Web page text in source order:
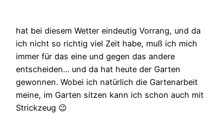
hat bei diesem Wetter eindeutig Vorrang, und da
ich nicht so richtig viel Zeit habe, muß ich mich
immer für das eine und gegen das andere
entscheiden… und da hat heute der Garten
gewonnen. Wobei ich natürlich die Gartenarbeit
meine, im Garten sitzen kann ich schon auch mit
Strickzeug 😉